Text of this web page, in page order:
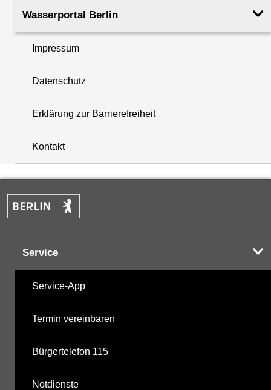
+
−
Wasserportal Berlin
Impressum
Datenschutz
Erklärung zur Barrierefreiheit
Kontakt
Service
Service-App
Termin vereinbaren
Bürgertelefon 115
Notdienste